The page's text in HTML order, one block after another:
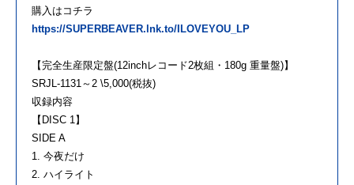
購入はコチラ
https://SUPERBEAVER.lnk.to/ILOVEYOU_LP
【完全生産限定盤(12inchレコード2枚組・180g 重量盤)】
SRJL-1131～2 \5,000(税抜)
収録内容
【DISC 1】
SIDE A
1. 今夜だけ
2. ハイライト